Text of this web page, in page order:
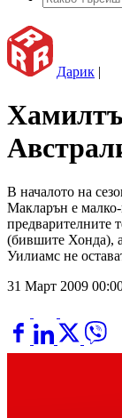
Дарик |
В началото на
Макларън е
предварителните
(бившите Хонда),
Уилиамс не
31 Март 2009